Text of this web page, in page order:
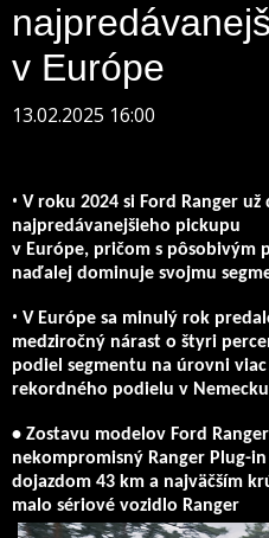
v Európe
13.02.2025 16:00
• V roku 2024 si Ford Ranger
najpredávanejšieho pickupu
v Európe, pričom s pôsobivým
naďalej dominuje svojmu
• V Európe sa minulý rok
medziročný nárast o štyri
podiel segmentu na úrovni
rekordného podielu v Nemecku
• Zostavu modelov Ford
nekompromisný Ranger Plug-
dojazdom 43 km a najväčším
malo sériové vozidlo Ranger